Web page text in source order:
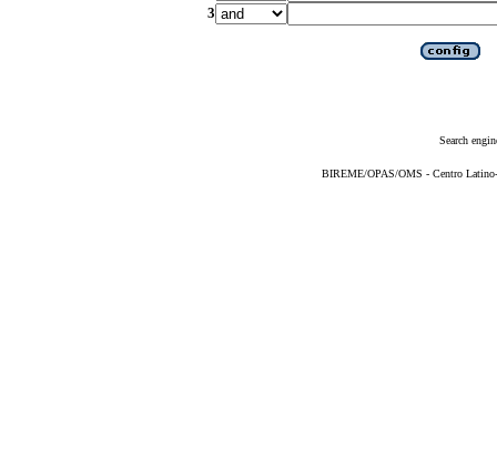
3
Search
BIREME/OPAS/OMS - Centro Latino-